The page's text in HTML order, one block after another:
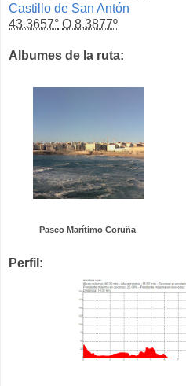
Castillo de San Antón
43.3657° O 8.3877º
Albumes de la ruta:
Paseo Marítimo Coruña
Perfil: